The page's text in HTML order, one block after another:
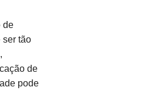
de
ser tão
de
pode